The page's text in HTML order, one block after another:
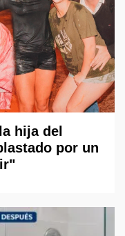
hija del
por un